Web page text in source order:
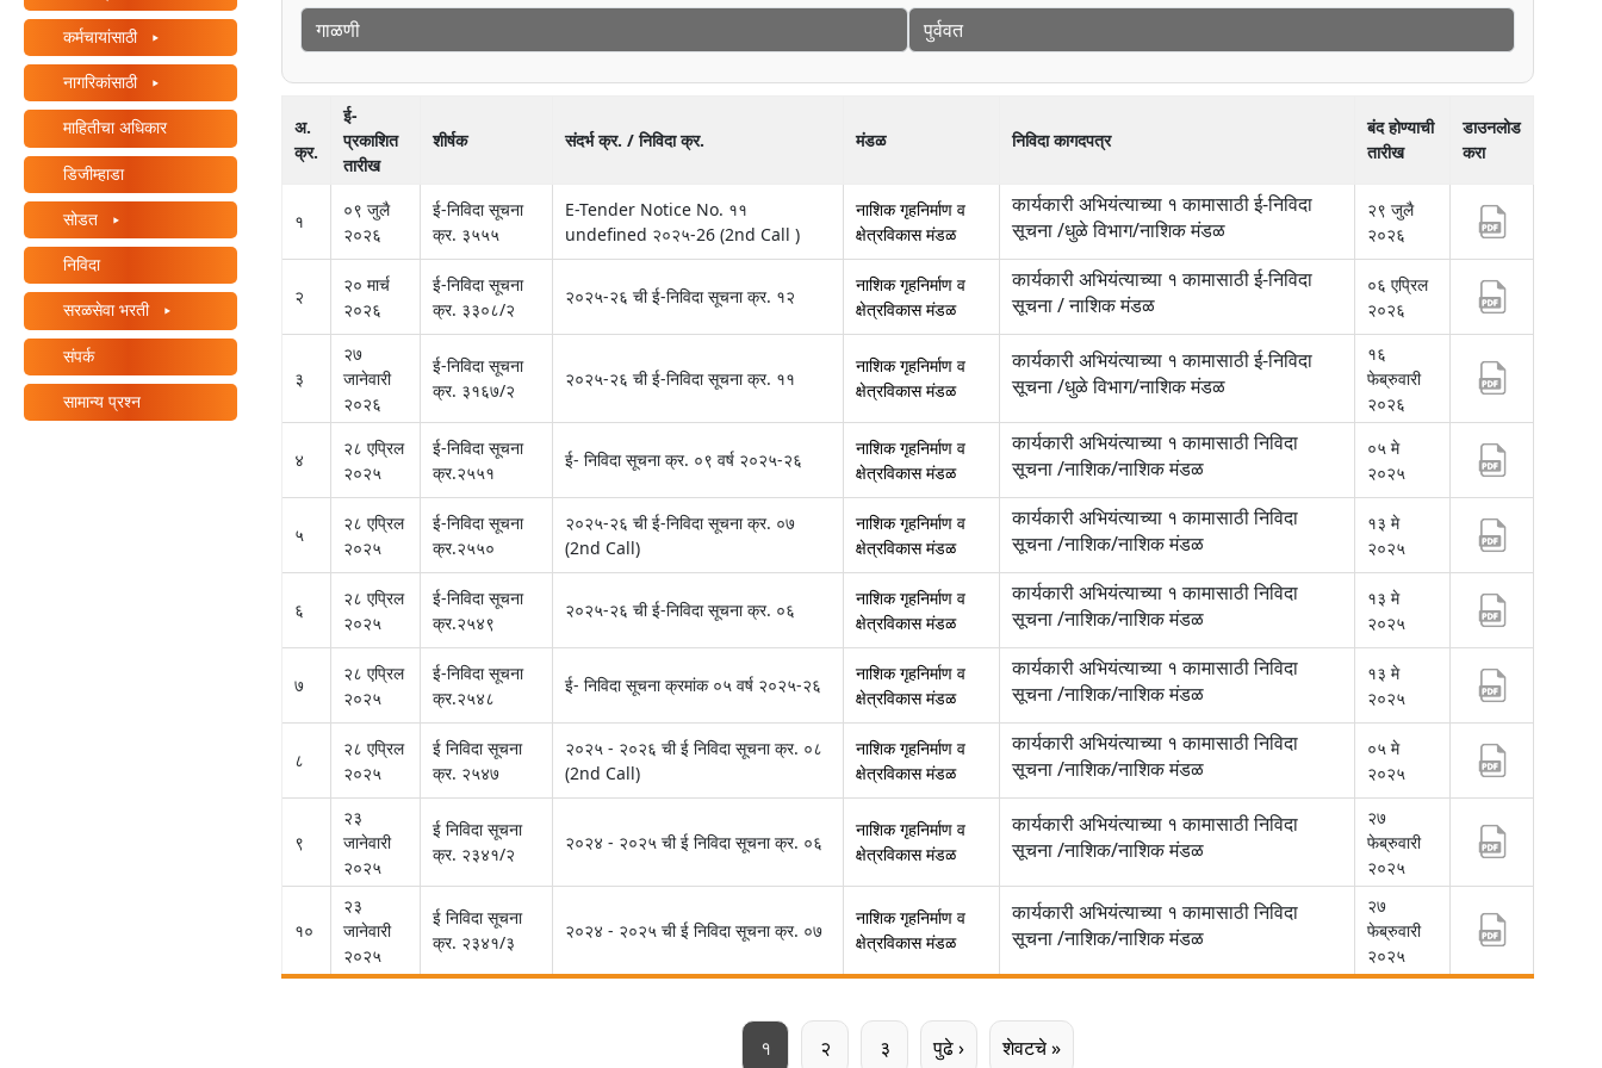
दाबा
शॉर्टकट
तुम्हाला
सामग्री
नेव्हिगेट
आणि
संवाद
मदत
करण्यासाठी
स्क्रीन
रीडर
कर्मचायांसाठी
नागरिकांसाठी
माहितीचा अधिकार
डिजीम्हाडा
सोडत
निविदा
सरळसेवा भरती
संपर्क
सामान्य प्रश्न
अ.
क्र.
ई-
प्रकाशित
तारीख
शीर्षक संदर्भ क्र. / निविदा क्र. मंडळ निविदा कागदपत्र
बंद होण्याची
तारीख
डाउनलोड
करा
१
०९ जुलै
२०२६
ई-निविदा सूचना
क्र. ३५५५
E-Tender Notice No. ११
undefined २०२५-26 (2nd Call )
नाशिक गृहनिर्माण व
क्षेत्रविकास मंडळ
कार्यकारी अभियंत्याच्या १ कामासाठी ई-निविदा
सूचना /धुळे विभाग/नाशिक मंडळ
२९ जुलै
२०२६
२
२० मार्च
२०२६
ई-निविदा सूचना
क्र. ३३०८/२
२०२५-२६ ची ई-निविदा सूचना क्र. १२
नाशिक गृहनिर्माण व
क्षेत्रविकास मंडळ
कार्यकारी अभियंत्याच्या १ कामासाठी ई-निविदा
सूचना / नाशिक मंडळ
०६ एप्रिल
२०२६
३
२७
जानेवारी
२०२६
ई-निविदा सूचना
क्र. ३१६७/२
२०२५-२६ ची ई-निविदा सूचना क्र. ११
नाशिक गृहनिर्माण व
क्षेत्रविकास मंडळ
कार्यकारी अभियंत्याच्या १ कामासाठी ई-निविदा
सूचना /धुळे विभाग/नाशिक मंडळ
१६
फेब्रुवारी
२०२६
४
२८ एप्रिल
२०२५
ई-निविदा सूचना
क्र.२५५१
ई- निविदा सूचना क्र. ०९ वर्ष २०२५-२६
नाशिक गृहनिर्माण व
क्षेत्रविकास मंडळ
कार्यकारी अभियंत्याच्या १ कामासाठी निविदा
सूचना /नाशिक/नाशिक मंडळ
०५ मे
२०२५
५
२८ एप्रिल
२०२५
ई-निविदा सूचना
क्र.२५५०
२०२५-२६ ची ई-निविदा सूचना क्र. ०७
(2nd Call)
नाशिक गृहनिर्माण व
क्षेत्रविकास मंडळ
कार्यकारी अभियंत्याच्या १ कामासाठी निविदा
सूचना /नाशिक/नाशिक मंडळ
१३ मे
२०२५
६
२८ एप्रिल
२०२५
ई-निविदा सूचना
क्र.२५४९
२०२५-२६ ची ई-निविदा सूचना क्र. ०६
नाशिक गृहनिर्माण व
क्षेत्रविकास मंडळ
कार्यकारी अभियंत्याच्या १ कामासाठी निविदा
सूचना /नाशिक/नाशिक मंडळ
१३ मे
२०२५
७
२८ एप्रिल
२०२५
ई-निविदा सूचना
क्र.२५४८
ई- निविदा सूचना क्रमांक ०५ वर्ष २०२५-२६
नाशिक गृहनिर्माण व
क्षेत्रविकास मंडळ
कार्यकारी अभियंत्याच्या १ कामासाठी निविदा
सूचना /नाशिक/नाशिक मंडळ
१३ मे
२०२५
८
२८ एप्रिल
२०२५
ई निविदा सूचना
क्र. २५४७
२०२५ - २०२६ ची ई निविदा सूचना क्र. ०८
(2nd Call)
नाशिक गृहनिर्माण व
क्षेत्रविकास मंडळ
कार्यकारी अभियंत्याच्या १ कामासाठी निविदा
सूचना /नाशिक/नाशिक मंडळ
०५ मे
२०२५
९
२३
जानेवारी
२०२५
ई निविदा सूचना
क्र. २३४१/२
२०२४ - २०२५ ची ई निविदा सूचना क्र. ०६
नाशिक गृहनिर्माण व
क्षेत्रविकास मंडळ
कार्यकारी अभियंत्याच्या १ कामासाठी निविदा
सूचना /नाशिक/नाशिक मंडळ
२७
फेब्रुवारी
२०२५
१०
२३
जानेवारी
२०२५
ई निविदा सूचना
क्र. २३४१/३
२०२४ - २०२५ ची ई निविदा सूचना क्र. ०७
नाशिक गृहनिर्माण व
क्षेत्रविकास मंडळ
कार्यकारी अभियंत्याच्या १ कामासाठी निविदा
सूचना /नाशिक/नाशिक मंडळ
२७
फेब्रुवारी
२०२५
पान
१ पान
२ पान
३ Next page
पुढे › Last page
शेवटचे »